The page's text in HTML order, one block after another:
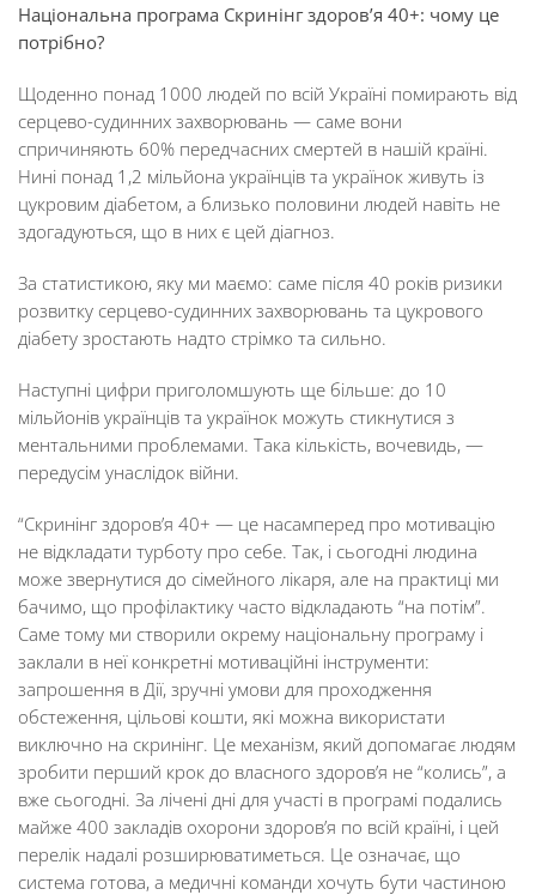
Національна програма Скринінг здоров’я 40+: чому це
потрібно?
Щоденно понад 1000 людей по всій Україні помирають від
серцево-судинних захворювань — саме вони
спричиняють 60% передчасних смертей в нашій країні.
Нині понад 1,2 мільйона українців та українок живуть із
цукровим діабетом, а близько половини людей навіть не
здогадуються, що в них є цей діагноз.
За статистикою, яку ми маємо: саме після 40 років ризики
розвитку серцево-судинних захворювань та цукрового
діабету зростають надто стрімко та сильно.
Наступні цифри приголомшують ще більше: до 10
мільйонів українців та українок можуть стикнутися з
ментальними проблемами. Така кількість, вочевидь, —
передусім унаслідок війни.
“Скринінг здоров’я 40+ — це насамперед про мотивацію
не відкладати турботу про себе. Так, і сьогодні людина
може звернутися до сімейного лікаря, але на практиці ми
бачимо, що профілактику часто відкладають “на потім”.
Саме тому ми створили окрему національну програму і
заклали в неї конкретні мотиваційні інструменти:
запрошення в Дії, зручні умови для проходження
обстеження, цільові кошти, які можна використати
виключно на скринінг. Це механізм, який допомагає людям
зробити перший крок до власного здоров’я не “колись”, а
вже сьогодні. За лічені дні для участі в програмі подались
майже 400 закладів охорони здоров’я по всій країні, і цей
перелік надалі розширюватиметься. Це означає, що
система готова, а медичні команди хочуть бути частиною